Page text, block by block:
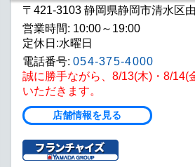
〒421-3103 静岡県静岡市清水区
営業時間: 10:00～19:00
定休日:水曜日
電話番号: 054-375-4000
誠に勝手ながら、8/13(木)・8/14(
いただきます。
店舗情報を見る